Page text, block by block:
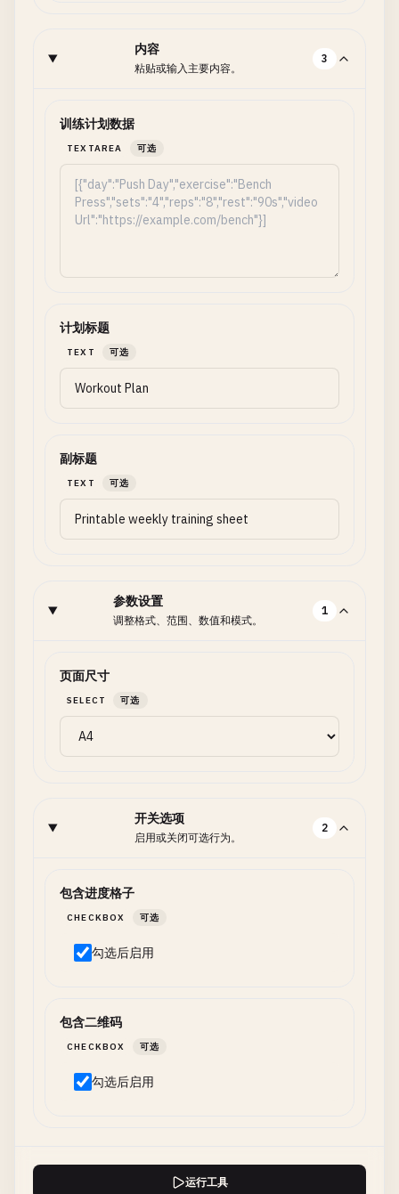
内容
粘贴或输入主要内容。
3
训练计划数据
TEXTAREA 可选
计划标题
TEXT 可选
副标题
TEXT 可选
参数设置
调整格式、范围、数值和模式。
1
页面尺寸
SELECT 可选
开关选项
启用或关闭可选行为。
2
包含进度格子
CHECKBOX 可选
勾选后启用
包含二维码
CHECKBOX 可选
勾选后启用
运行工具